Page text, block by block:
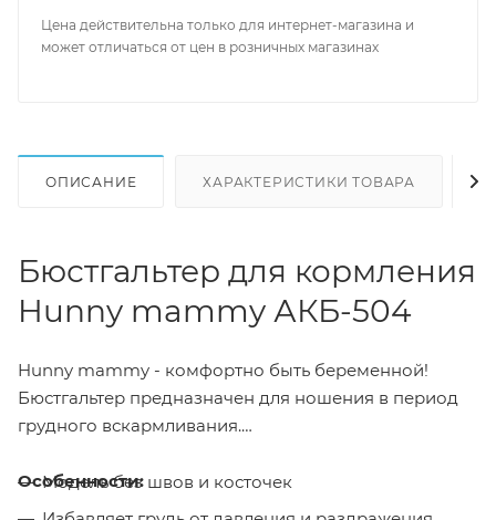
Цена действительна только для интернет-магазина и
может отличаться от цен в розничных магазинах
ОПИСАНИЕ ХАРАКТЕРИСТИКИ ТОВАРА
Бюстгальтер для кормления
Hunny mammy АКБ-504
Hunny mammy - комфортно быть беременной!
Бюстгальтер предназначен для ношения в период
грудного вскармливания.
Особенности:
Модель без швов и косточек